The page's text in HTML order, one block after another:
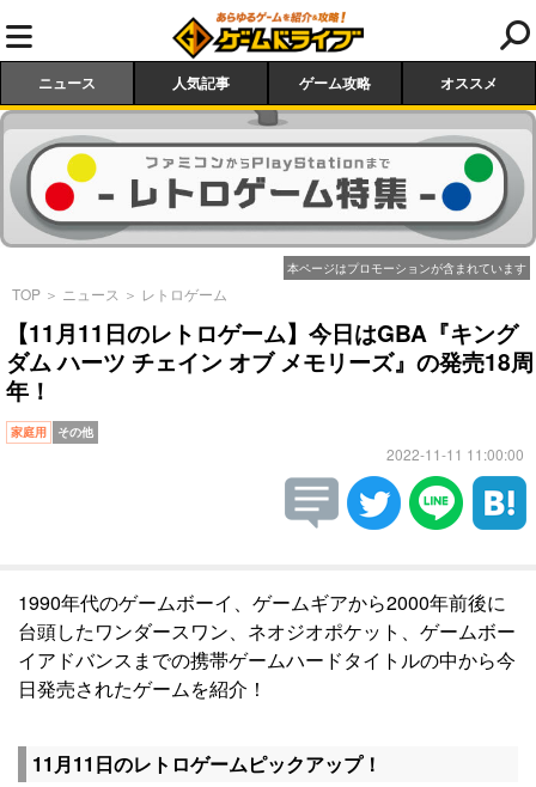
ニュース 人気記事 ゲーム攻略 オススメ
本ページはプロモーションが含まれています
TOP ＞ ニュース ＞ レトロゲーム
【11月11日のレトロゲーム】今日はGBA『キング
ダム ハーツ チェイン オブ メモリーズ』の発売18周
年！
家庭用 その他
2022-11-11 11:00:00
1990年代のゲームボーイ、ゲームギアから2000年前後に
台頭したワンダースワン、ネオジオポケット、ゲームボー
イアドバンスまでの携帯ゲームハードタイトルの中から今
日発売されたゲームを紹介！
11月11日のレトロゲームピックアップ！